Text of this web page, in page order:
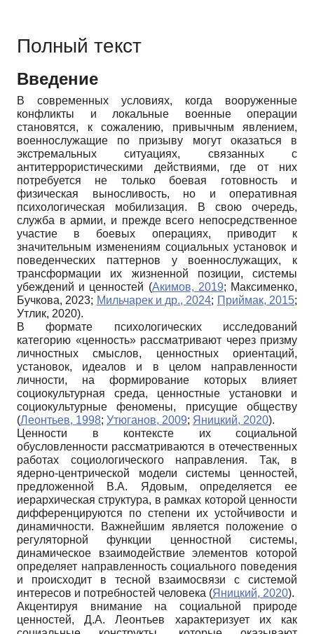
Полный текст
Введение
В современных условиях, когда вооруженные
конфликты и локальные военные операции
становятся, к сожалению, привычным явлением,
военнослужащие по призыву могут оказаться в
экстремальных ситуациях, связанных с
антитеррористическими действиями, где от них
потребуется не только боевая готовность и
физическая выносливость, но и оперативная
психологическая мобилизация. В свою очередь,
служба в армии, и прежде всего непосредственное
участие в боевых операциях, приводит к
значительным изменениям социальных установок и
поведенческих паттернов у военнослужащих, к
трансформации их жизненной позиции, системы
убеждений и ценностей (Акимов, 2019; Максименко,
Бучкова, 2023; Мильчарек и др., 2024; Приймак, 2015;
Утлик, 2020).
В формате психологических исследований
категорию «ценность» рассматривают через призму
личностных смыслов, ценностных ориентаций,
установок, идеалов и в целом направленности
личности, на формирование которых влияет
социокультурная среда, ценностные установки и
социокультурные феномены, присущие обществу
(Леонтьев, 1998; Утюганов, 2009; Яницкий, 2020).
Ценности в контексте их социальной
обусловленности рассматриваются в отечественных
работах социологического направления. Так, в
ядерно-центрической модели системы ценностей,
предложенной В.А. Ядовым, определяется ее
иерархическая структура, в рамках которой ценности
дифференцируются по степени их устойчивости и
динамичности. Важнейшим является положение о
регуляторной функции ценностной системы,
динамическое взаимодействие элементов которой
определяет направленность социального поведения
и происходит в тесной взаимосвязи с системой
интересов и потребностей человека (Яницкий, 2020).
Акцентируя внимание на социальной природе
ценностей, Д.А. Леонтьев характеризует их как